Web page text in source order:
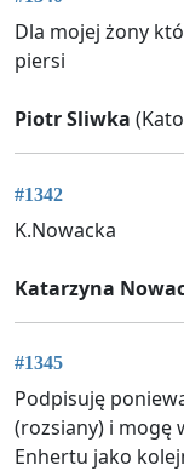
Dla mojej żony
piersi
Piotr Sliwka
#1342
K.Nowacka
Katarzyna
#1345
Podpisuję
(rozsiany) i mogę
Enhertu jako